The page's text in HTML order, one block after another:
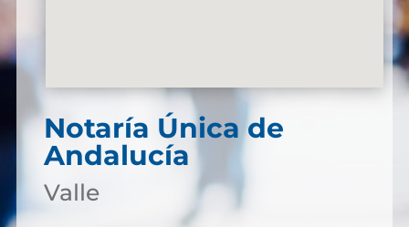
Notaría Única de
Andalucía
Valle